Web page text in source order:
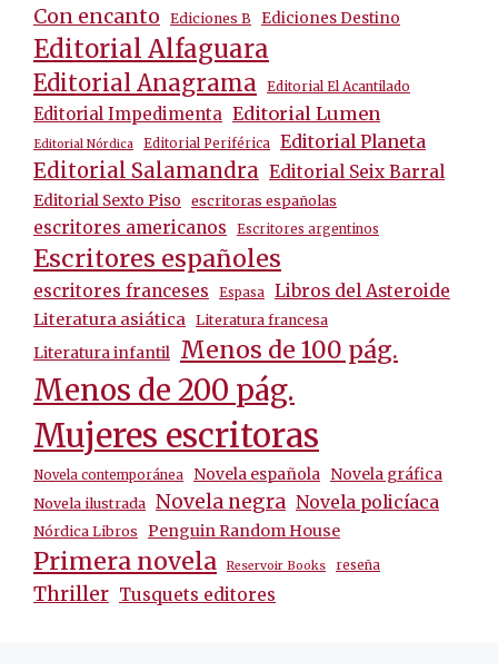
Con encanto Ediciones B Ediciones Destino
Editorial Alfaguara
Editorial Anagrama Editorial El Acantilado
Editorial Impedimenta Editorial Lumen
Editorial Nórdica Editorial Periférica Editorial Planeta
Editorial Salamandra Editorial Seix Barral
Editorial Sexto Piso escritoras españolas
escritores americanos Escritores argentinos
Escritores españoles
escritores franceses Espasa Libros del Asteroide
Literatura asiática Literatura francesa
Literatura infantil Menos de 100 pág.
Menos de 200 pág.
Mujeres escritoras
Novela contemporánea Novela española Novela gráfica
Novela ilustrada Novela negra Novela policíaca
Nórdica Libros Penguin Random House
Primera novela Reservoir Books reseña
Thriller Tusquets editores